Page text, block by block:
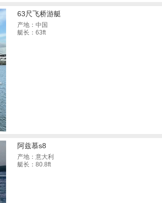
63尺飞桥游艇
产地：中国
艇长：63ft
阿兹慕s8
产地：意大利
艇长：80.8ft